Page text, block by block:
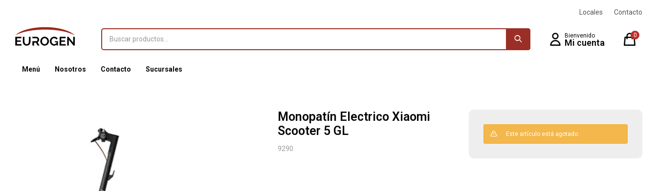
Menú Nosotros Contacto Sucursales
0
Locales Contacto
Monopatín Electrico Xiaomi
Scooter 5 GL
9290
Este artículo está agotado.